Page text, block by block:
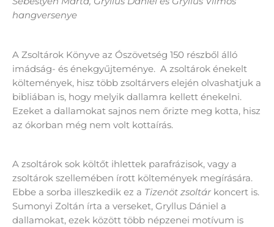
hangversenye
A Zsoltárok Könyve az Ószövetség 150 részből álló
imádság- és énekgyűjteménye. A zsoltárok énekelt
költemények, hisz több zsoltárvers elején olvashatjuk a
bibliában is, hogy melyik dallamra kellett énekelni.
Ezeket a dallamokat sajnos nem őrizte meg kotta, hisz
az ókorban még nem volt kottaírás.
A zsoltárok sok költőt ihlettek parafrázisok, vagy a
zsoltárok szellemében írott költemények megírására.
Ebbe a sorba illeszkedik ez a Tizenöt zsoltár koncert is.
Sumonyi Zoltán írta a verseket, Gryllus Dániel a
dallamokat, ezek között több népzenei motívum is